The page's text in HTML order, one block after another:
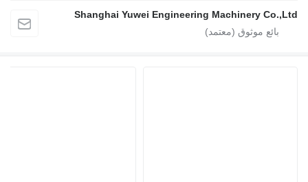
Shanghai Yuwei Engineering Machinery